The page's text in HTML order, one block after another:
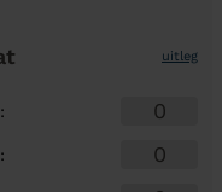
uitleg
:
: